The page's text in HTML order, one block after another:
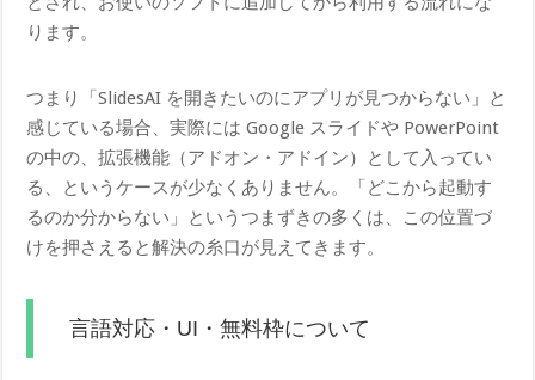
ります。
つまり「SlidesAI を開きたいのにアプリが見つからない」と
感じている場合、実際には Google スライドや PowerPoint
の中の、拡張機能（アドオン・アドイン）として入ってい
る、というケースが少なくありません。「どこから起動す
るのか分からない」というつまずきの多くは、この位置づ
けを押さえると解決の糸口が見えてきます。
言語対応・UI・無料枠について